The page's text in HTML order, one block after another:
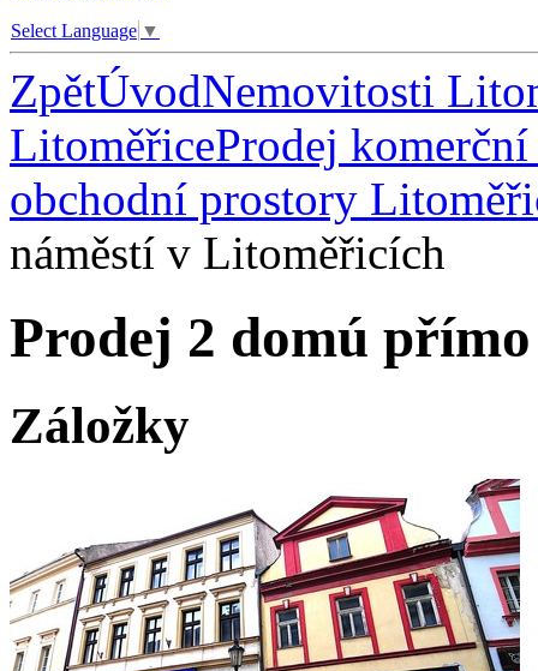
Select Language ▼
ZpětÚvodNemovitosti
LitoměřiceProdej
obchodní prostory
náměstí v Litoměřicích
Prodej 2 domú
Záložky